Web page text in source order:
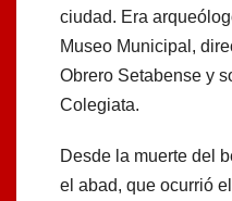
ciudad. Era
Museo Municipal,
Obrero Setabense y
Colegiata.
Desde la muerte del
el abad, que ocurrió